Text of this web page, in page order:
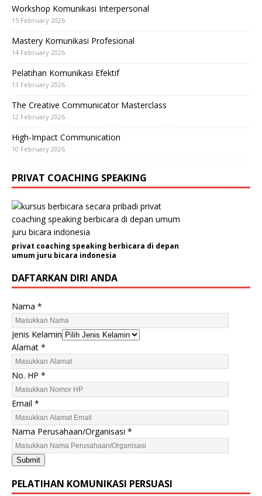
Workshop Komunikasi Interpersonal
15 February 2026
Mastery Komunikasi Profesional
14 February 2026
Pelatihan Komunikasi Efektif
13 February 2026
The Creative Communicator Masterclass
12 February 2026
High-Impact Communication
10 February 2026
PRIVAT COACHING SPEAKING
privat coaching speaking berbicara di depan
umum juru bicara indonesia
DAFTARKAN DIRI ANDA
Nama *
Jenis Kelamin
E
m
a
i
l
A
l
a
m
a
H
Alamat *
No. HP *
Email *
Nama Perusahaan/Organisasi *
Submit
PELATIHAN KOMUNIKASI PERSUASI